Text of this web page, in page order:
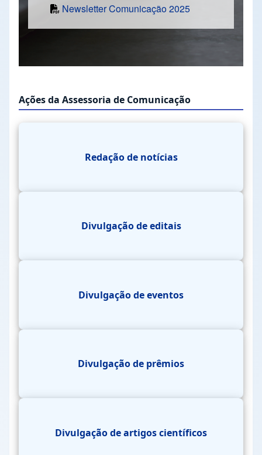
Newsletter Comunicação 2025
Ações da Assessoria de Comunicação
Redação de notícias
Divulgação de editais
Divulgação de eventos
Divulgação de prêmios
Divulgação de artigos científicos